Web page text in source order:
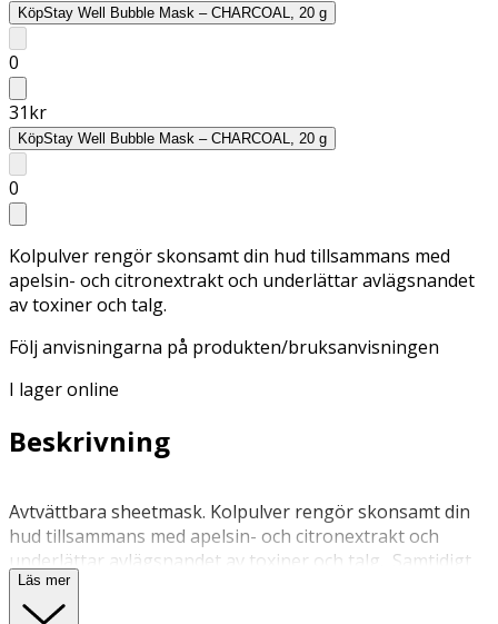
KöpStay Well Bubble Mask – CHARCOAL, 20 g
0
31kr
KöpStay Well Bubble Mask – CHARCOAL, 20 g
0
Kolpulver rengör skonsamt din hud tillsammans med
apelsin- och citronextrakt och underlättar avlägsnandet
av toxiner och talg.
Följ anvisningarna på produkten/bruksanvisningen
I lager online
Beskrivning
Avtvättbara sheetmask. Kolpulver rengör skonsamt din
hud tillsammans med apelsin- och citronextrakt och
underlättar avlägsnandet av toxiner och talg. Samtidigt
tar papaya- och sockerrörextrakt naturligt bort gammal
hud för en jämnare hudton. Utmärkta fuktgivande
Läs mer